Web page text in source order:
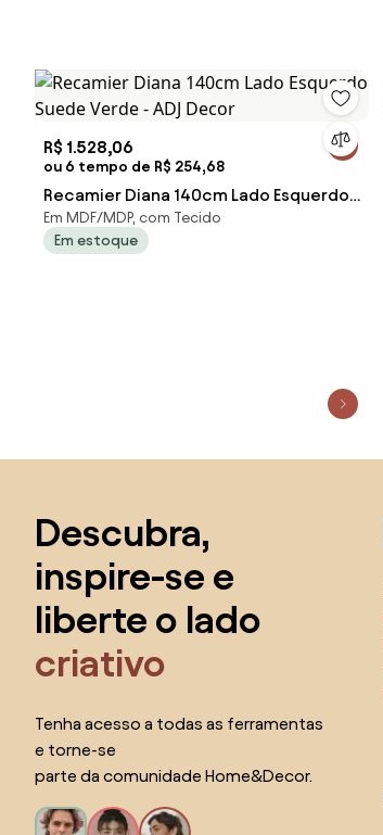
R$ 1.528,06
ou 6 tempo de R$ 254,68
Recamier Diana 140cm Lado Esquerdo
Suede Verde - ADJ Decor
Em MDF/MDP, com Tecido
Em estoque
Descubra,
inspire-se e
liberte o lado
criativo
Tenha acesso a todas as ferramentas
e torne-se
parte da comunidade Home&Decor.